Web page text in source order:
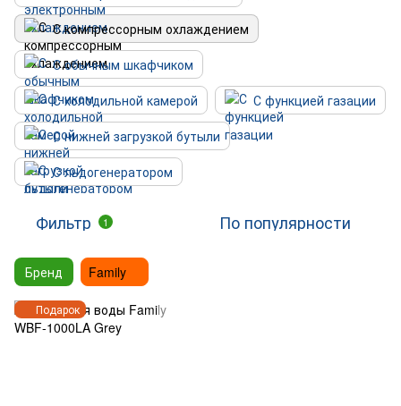
С компрессорным охлаждением
С обычным шкафчиком
С холодильной камерой
С функцией газации
С нижней загрузкой бутыли
С льдогенератором
Фильтр 1 По популярности
Бренд Family
Подарок